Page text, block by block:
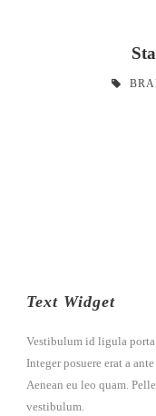
Text Widget
Vestibulum id ligula porta
Integer posuere erat a
Aenean eu leo quam.
vestibulum.